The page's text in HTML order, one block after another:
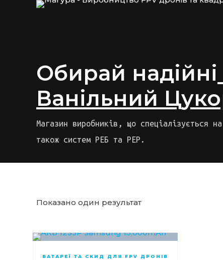
Обирай надійні
Ванільний
Магазин виробників, що спеціалізується
також систем РЕБ та РЕР.
Показано один результат
БАТАРЕЇ ТА СКИД ДЛЯ FPV ДРОНІВ